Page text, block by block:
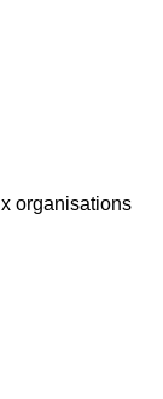
organisations